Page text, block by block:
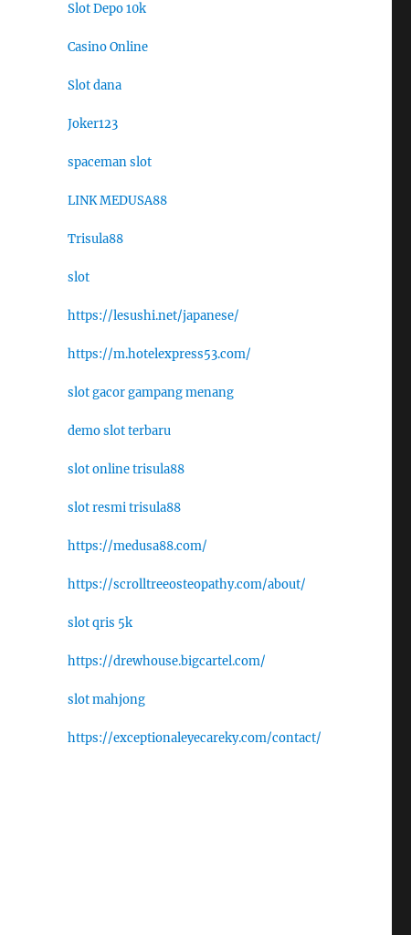
Slot Depo 10k
Casino Online
Slot dana
Joker123
spaceman slot
LINK MEDUSA88
Trisula88
slot
https://lesushi.net/japanese/
https://m.hotelexpress53.com/
slot gacor gampang menang
demo slot terbaru
slot online trisula88
slot resmi trisula88
https://medusa88.com/
https://scrolltreeosteopathy.com/about/
slot qris 5k
https://drewhouse.bigcartel.com/
slot mahjong
https://exceptionaleyecareky.com/contact/